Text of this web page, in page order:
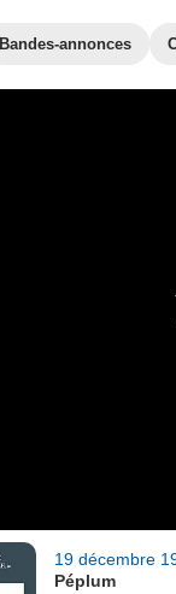
Bandes-annonces
19 décembre
Péplum